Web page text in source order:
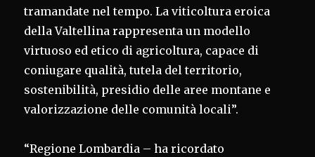
tramandate nel tempo. La viticoltura eroica
della Valtellina rappresenta un modello
virtuoso ed etico di agricoltura, capace di
coniugare qualità, tutela del territorio,
sostenibilità, presidio delle aree montane e
valorizzazione delle comunità locali”.
“Regione Lombardia – ha ricordato